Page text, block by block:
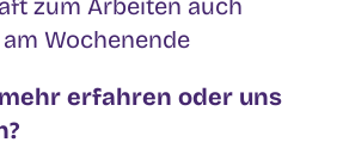
zum Arbeiten auch
Wochenende
erfahren oder uns